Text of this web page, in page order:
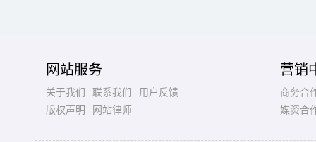
网站服务
关于我们 联系我们
用户反馈
版权声明
网站律师
营销
商务合
媒资合